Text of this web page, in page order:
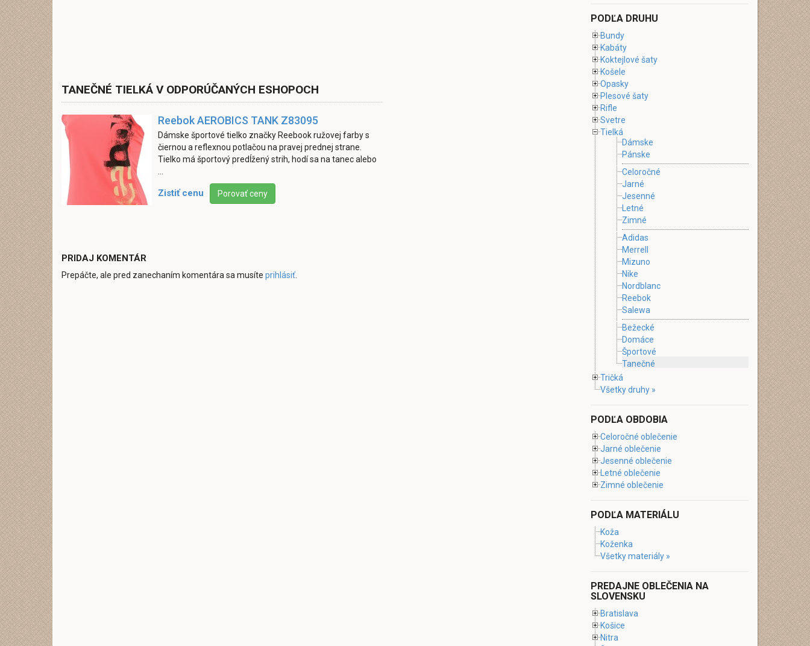
TANEČNÉ TIELKÁ V ODPORÚČANÝCH ESHOPOCH
Reebok AEROBICS TANK Z83095
Dámske športové tielko značky Reebook ružovej farby s
čiernou a reflexnou potlačou na pravej prednej strane.
Tielko má športový predĺžený strih, hodí sa na tanec alebo
Zistiť cenu Porovať ceny
PRIDAJ KOMENTÁR
Prepáčte, ale pred zanechaním komentára sa musíte prihlásiť
PODĽA DRUHU
Bundy
Kabáty
Koktejlové šaty
Košele
Opasky
Plesové šaty
Rifle
Svetre
Tielká
Dámske
Pánske
Celoročné
Jarné
Jesenné
Letné
Zimné
Adidas
Merrell
Mizuno
Nike
Nordblanc
Reebok
Salewa
Bežecké
Domáce
Športové
Tanečné
Tričká
Všetky druhy »
PODĽA OBDOBIA
Celoročné oblečenie
Jarné oblečenie
Jesenné oblečenie
Letné oblečenie
Zimné oblečenie
PODĽA MATERIÁLU
Koža
Koženka
Všetky materiály »
PREDAJNE OBLEČENIA NA
SLOVENSKU
Bratislava
Košice
Nitra